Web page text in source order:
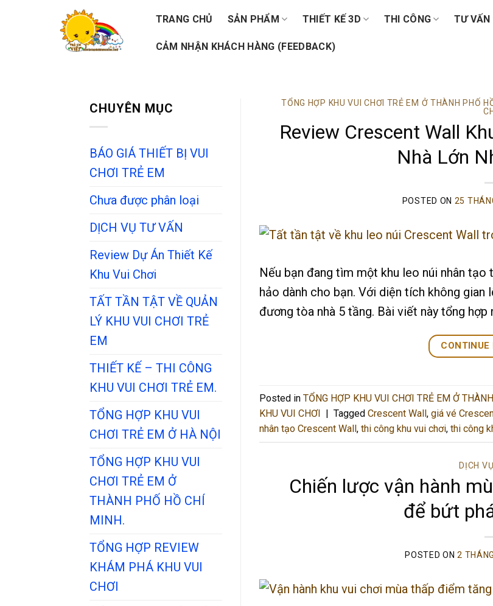
TRANG CHỦ SẢN PHẨM THIẾT KẾ 3D THI CÔNG TƯ VẤN
CẢM NHẬN KHÁCH HÀNG (FEEDBACK)
CHUYÊN MỤC
BÁO GIÁ THIẾT BỊ VUI
CHƠI TRẺ EM
Chưa được phân loại
DỊCH VỤ TƯ VẤN
Review Dự Án Thiết Kế
Khu Vui Chơi
TẤT TẦN TẬT VỀ QUẢN
LÝ KHU VUI CHƠI TRẺ
EM
THIẾT KẾ – THI CÔNG
KHU VUI CHƠI TRẺ EM.
TỔNG HỢP KHU VUI
CHƠI TRẺ EM Ở HÀ NỘI
TỔNG HỢP KHU VUI
CHƠI TRẺ EM Ở
THÀNH PHỐ HỒ CHÍ
MINH.
TỔNG HỢP REVIEW
KHÁM PHÁ KHU VUI
CHƠI
TỔNG HỢP KHU VUI CHƠI TRẺ EM Ở THÀNH PHỐ
Review Crescent Wall
Nhà Lớn
POSTED ON 25
Nếu bạn đang tìm một khu leo núi nhân
hảo dành cho bạn. Với diện tích không
đương tòa nhà 5 tầng. Bài viết này tổng
CONTINUE
Posted in TỔNG HỢP KHU VUI CHƠI TRẺ EM Ở
KHU VUI CHƠI | Tagged Crescent Wall, giá vé
nhân tạo Crescent Wall, thi công khu vui chơi, thi công
DỊCH
Chiến lược vận hành
để bứt
POSTED ON2